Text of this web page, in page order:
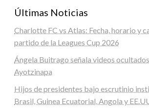
Últimas Noticias
Charlotte FC vs Atlas: Fecha, horario y
partido de la Leagues Cup 2026
Ángela Buitrago señala videos
Ayotzinapa
Hijos de presidentes bajo escrutinio
Brasil, Guinea Ecuatorial, Angola y